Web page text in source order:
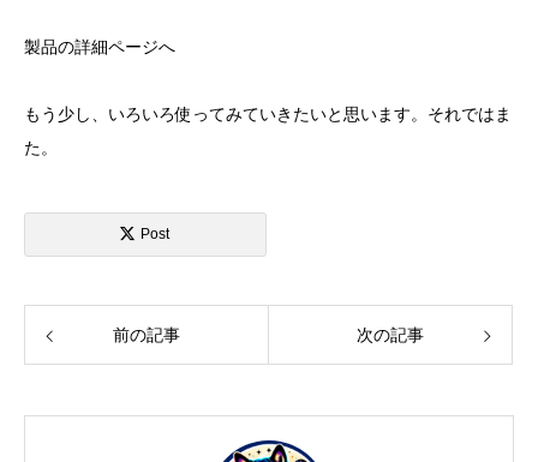
製品の詳細ページへ
もう少し、いろいろ使ってみていきたいと思います。それではま
た。
Post
前の記事 次の記事